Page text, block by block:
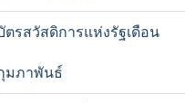
ตรสวัสดิการแห่งรัฐเดือน
มภาพันธ์